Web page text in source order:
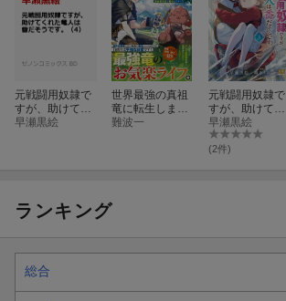
元戦闘用奴隷で
すが、助けてく
れた竜人は番だ
早瀬黒絵
世界最強の真祖
竜に転生しまし
た！
難波一
元戦闘用奴隷で
すが、助けてく
れた竜人は番だ
そうです。
（3）
早瀬黒絵
(2件)
ランキング
総合